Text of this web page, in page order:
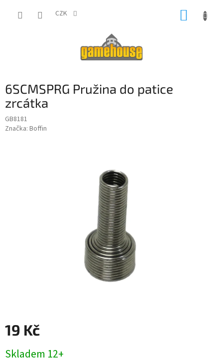
CZK
6SCMSPRG Pružina do patice
zrcátka
GB8181
Značka: Boffin
19 Kč
cena:
Skladem 12+